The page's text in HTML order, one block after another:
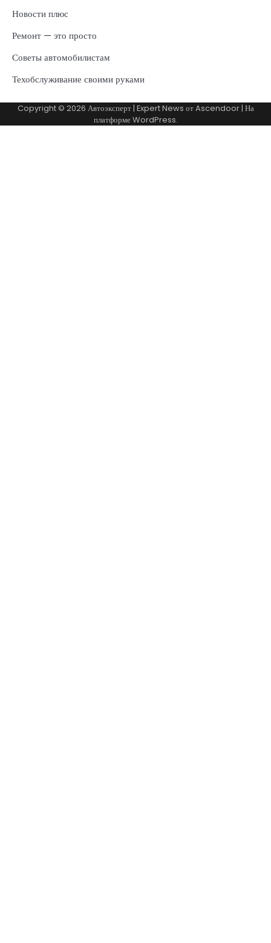
Новости плюс
Ремонт — это просто
Советы автомобилистам
Техобслуживание своими руками
Copyright © 2026 Автоэксперт| Expert News отAscendoor| На
платформеWordPress.